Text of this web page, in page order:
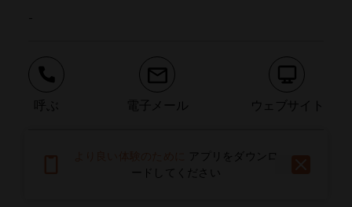
呼ぶ 電子メール ウェブサイト
問題を報告する
アプリをダウンロ
ードしてください